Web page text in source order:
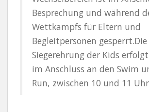
Besprechung und während
Wettkampfs für Eltern und
Begleitpersonen gesperrt.Die
Siegerehrung der Kids
im Anschluss an den Swim
Run, zwischen 10 und 11